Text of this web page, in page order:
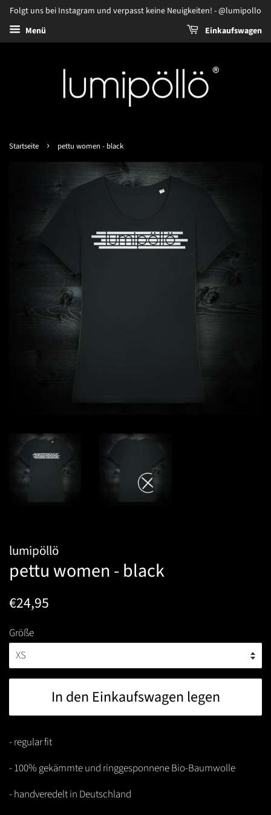
Folgt uns bei Instagram und verpasst keine Neuigkeiten! - @lumipollo
Menü
Einkaufswagen
Startseite › pettu women - black
lumipöllö
pettu women - black
Normaler
€24,95
Größe
In den Einkaufswagen legen
- regular fit
- 100% gekämmte und ringgesponnene Bio-Baumwolle
- handveredelt in Deutschland